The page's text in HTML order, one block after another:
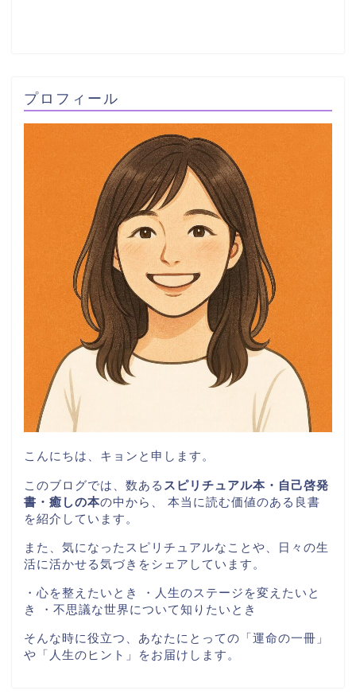
プロフィール
こんにちは、キョンと申します。
このブログでは、数ある スピリチュアル本・自己啓発
書・癒しの本の中から、 本当に読む価値のある良書
を紹介しています。
また、気になったスピリチュアルなことや、日々の生
活に活かせる気づきをシェアしています。
・心を整えたいとき ・人生のステージを変えたいと
き ・不思議な世界について知りたいとき
そんな時に役立つ、あなたにとっての「運命の一冊」
や「人生のヒント」をお届けします。